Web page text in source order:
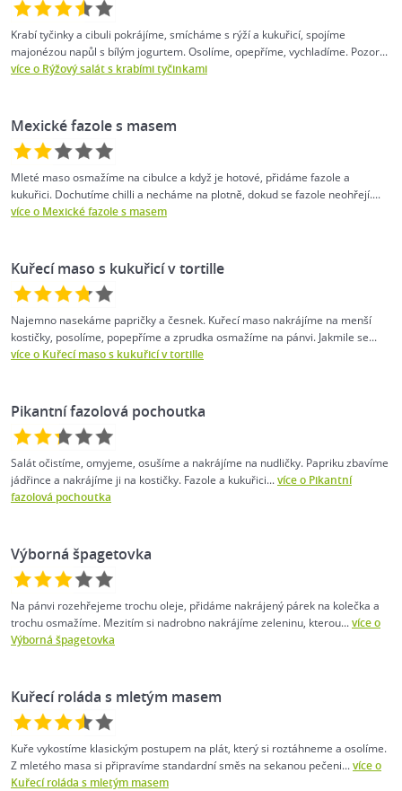
Krabí tyčinky a cibuli pokrájíme, smícháme s rýží a kukuřicí, spojíme
majonézou napůl s bílým jogurtem. Osolíme, opepříme, vychladíme. Pozor...
více o Rýžový salát s krabími tyčinkami
Mexické fazole s masem
Mleté maso osmažíme na cibulce a když je hotové, přidáme fazole a
kukuřici. Dochutíme chilli a necháme na plotně, dokud se fazole neohřejí....
více o Mexické fazole s masem
Kuřecí maso s kukuřicí v tortille
Najemno nasekáme papričky a česnek. Kuřecí maso nakrájíme na menší
kostičky, posolíme, popepříme a zprudka osmažíme na pánvi. Jakmile se...
více o Kuřecí maso s kukuřicí v tortille
Pikantní fazolová pochoutka
Salát očistíme, omyjeme, osušíme a nakrájíme na nudličky. Papriku zbavíme
jádřince a nakrájíme ji na kostičky. Fazole a kukuřici...více o Pikantní
fazolová pochoutka
Výborná špagetovka
Na pánvi rozehřejeme trochu oleje, přidáme nakrájený párek na kolečka a
trochu osmažíme. Mezitím si nadrobno nakrájíme zeleninu, kterou...více o
Výborná špagetovka
Kuřecí roláda s mletým masem
Kuře vykostíme klasickým postupem na plát, který si roztáhneme a osolíme.
Z mletého masa si připravíme standardní směs na sekanou pečeni...více o
Kuřecí roláda s mletým masem